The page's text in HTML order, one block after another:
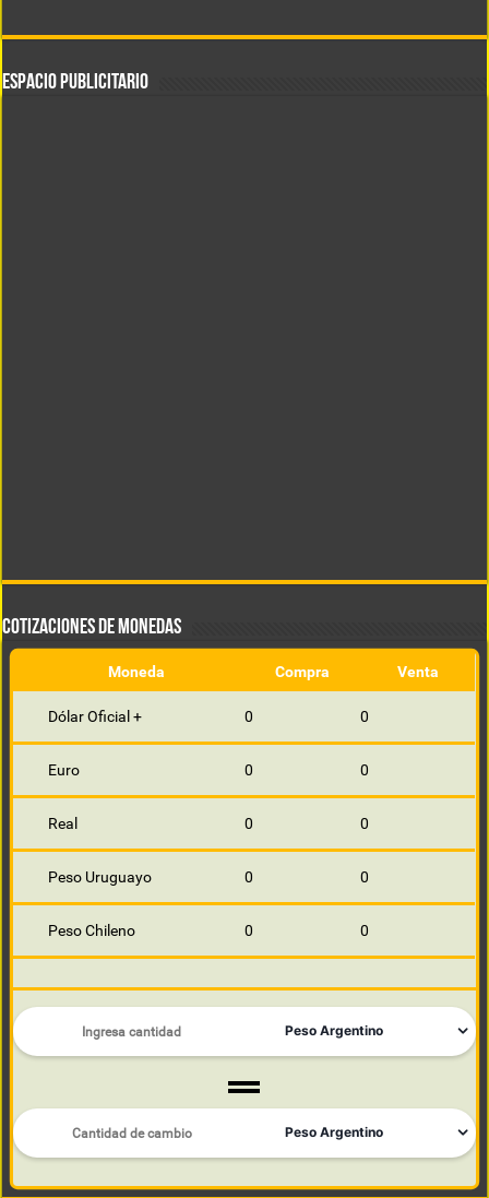
ESPACIO PUBLICITARIO
COTIZACIONES DE MONEDAS
Moneda Compra Venta
Dólar Oficial + 0 0
Euro 0 0
Real 0 0
Peso Uruguayo 0 0
Peso Chileno 0 0